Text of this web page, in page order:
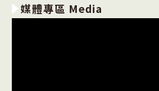
媒體專區 Media